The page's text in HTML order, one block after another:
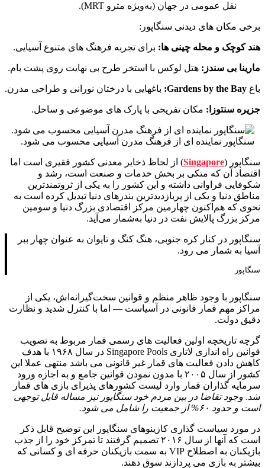
نقل عمومی در جهان (به‌ویژه مترو MRT).
برخی مکان های دیدنی سنگاپور:
هند کوچک و محله چینی‌ ها: برای تجربه فرهنگ‌ های متنوع آسیایی.
مارینا بی سندز: هتل لوکس با استخر طرح بی‌ نهایت روی پشت‌ بام.
باغ Gardens by the Bay: باغهایی با درختان نورانی و طراحی مدرن.
جزیره سنتوزا: مکان تفریحی با پارک‌ های موضوعی و ساحل.
سنگاپور نماینده ای از فرهنگ مدرن آسیایی محسوب می شود.
سنگاپور (Singapore) از لحاظ ذخایر معدنی کشور فقیری است اما
اقتصاد آن که متکی بر بخش خدمات و صنعت است، رشد و
شکوفایی فراوانی داشته و این کشور را به یکی از ثروتمندترین
مناطق دنیا و یکی از پربازدیدترین بندرهای دنیا تبدیل کرده‌ است به
نحوی که هم‌اکنون چهارمین مرکز اقتصادی بزرگ دنیا و سومین
مرکز بزرگ پالایش نفت در دنیا به‌شمار می‌آید.
سنگاپور در کنار کره جنوبی، هنگ کنگ و تایوان به عنوان چهار ببر
آسیا به شمار می رود.
سنگاپور
سنگاپور با وجود ظاهر منظم و قوانین سخت‌گیرانه‌اش، یکی از
مراکز مهم قمار قانونی در آسیاست — اما با کنترل شدید و نظارت
دقیق دولت.
گرچه تاریخچه اولین فعالیت های رسمی قمار مربوط به تصویب
قوانین راه اندازی لاتاری Singapore Pools در سال ۱۹۶۸ با هدف
کاهش دادن فعالیت های قمار غیر قانونی می باشد منتهی عملا این
کشور از سال ۲۰۰۵ با مدون نمودن قوانین جامع و به اجازه ورود
سرمایه گذاران قمار وارد لیست کشورهای پذیرای بازی های قمار
شد. وجود تقاضا در بین مردم خود سنگاپور نیز مساله قابل توجهی
است و حدود ۶۰% از جمعیت را شامل می شود.
در مورد سیاست گذاری کازینوهای سنگاپور این توضیح قابل ذکر
است که آنها از سال ۲۰۱۶ تصمیم گرفتند تا تمرکز خود را از جذب
بازیکنان به اصطلاح VIP به سمت بازیکنان حرفه ای و کسانی که
بیشتر به بازی می پردازند سوق دهند.